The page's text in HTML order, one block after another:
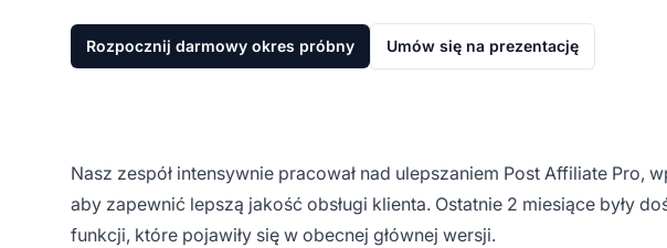
Rozpocznij darmowy okres próbny Umów się na prezentację
Nasz zespół intensywnie pracował nad ulepszaniem Post Affiliate Pro,
aby zapewnić lepszą jakość obsługi klienta. Ostatnie 2 miesiące były
funkcji, które pojawiły się w obecnej głównej wersji.